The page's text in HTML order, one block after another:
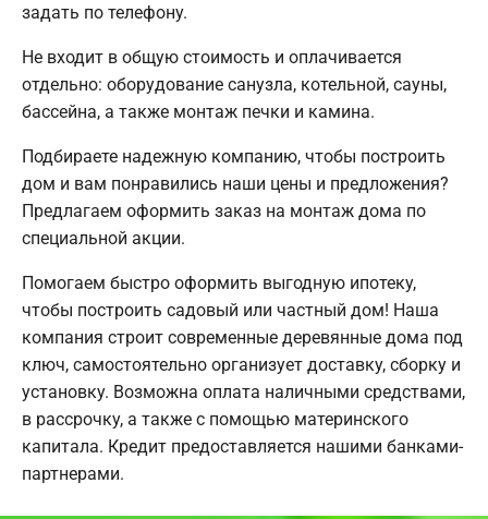
задать по телефону.
Не входит в общую стоимость и оплачивается
отдельно: оборудование санузла, котельной, сауны,
бассейна, а также монтаж печки и камина.
Подбираете надежную компанию, чтобы построить
дом и вам понравились наши цены и предложения?
Предлагаем оформить заказ на монтаж дома по
специальной акции.
Помогаем быстро оформить выгодную ипотеку,
чтобы построить садовый или частный дом! Наша
компания строит современные деревянные дома под
ключ, самостоятельно организует доставку, сборку и
установку. Возможна оплата наличными средствами,
в рассрочку, а также с помощью материнского
капитала. Кредит предоставляется нашими банками-
партнерами.